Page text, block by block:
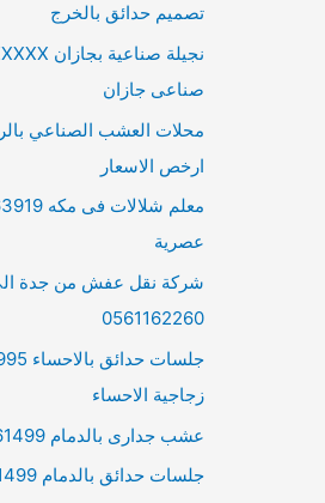
تصميم حدائق بالخرج
صناعى جازان
ارخص الاسعار
عصرية
شركة نقل عفش من جدة
0561162260
زجاجية الاحساء
عشب جدارى بالدمام 0573661499
جلسات حدائق بالدمام 0573661499